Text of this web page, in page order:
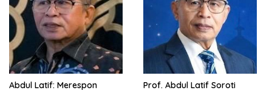
Abdul Latif: Merespon
Prof. Abdul Latif Soroti